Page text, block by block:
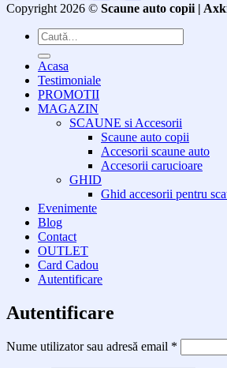
Copyright 2026 © Scaune auto copii |
Caută
după:
Acasa
Testimoniale
PROMOTII
MAGAZIN
SCAUNE si Accesorii
Scaune auto copii
Accesorii scaune auto
Accesorii carucioare
GHID
Ghid accesorii pentru
Evenimente
Blog
Contact
OUTLET
Card Cadou
Autentificare
Autentificare
Nume utilizator sau adresă email *